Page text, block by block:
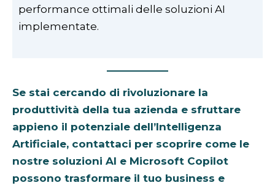
performance ottimali delle soluzioni AI
implementate.
Se stai cercando di rivoluzionare la
produttività della tua azienda e sfruttare
appieno il potenziale dell’Intelligenza
Artificiale, contattaci per scoprire come le
nostre soluzioni AI e Microsoft Copilot
possono trasformare il tuo business e